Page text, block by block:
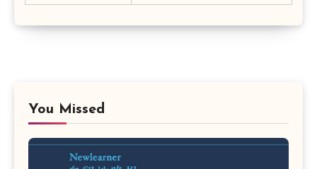
You Missed